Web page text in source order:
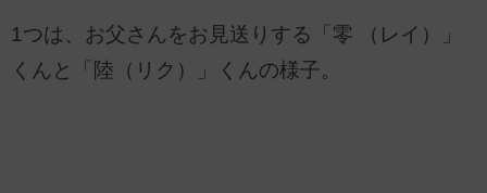
1つは、お父さんをお見送りする「零 （レイ）」
くんと「陸（リク）」くんの様子。